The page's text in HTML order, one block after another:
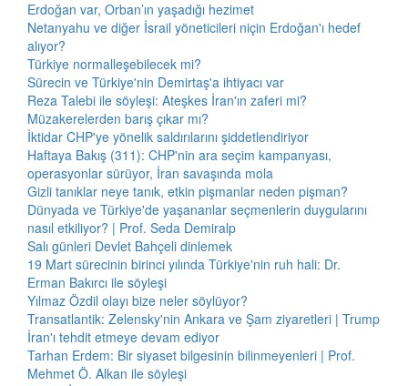
Erdoğan var, Orban’ın yaşadığı hezimet
Netanyahu ve diğer İsrail yöneticileri niçin Erdoğan'ı hedef
alıyor?
Türkiye normalleşebilecek mi?
Sürecin ve Türkiye'nin Demirtaş'a ihtiyacı var
Reza Talebi ile söyleşi: Ateşkes İran'ın zaferi mi?
Müzakerelerden barış çıkar mı?
İktidar CHP'ye yönelik saldırılarını şiddetlendiriyor
Haftaya Bakış (311): CHP'nin ara seçim kampanyası,
operasyonlar sürüyor, İran savaşında mola
Gizli tanıklar neye tanık, etkin pişmanlar neden pişman?
Dünyada ve Türkiye'de yaşananlar seçmenlerin duygularını
nasıl etkiliyor? | Prof. Seda Demiralp
Salı günleri Devlet Bahçeli dinlemek
19 Mart sürecinin birinci yılında Türkiye'nin ruh hali: Dr.
Erman Bakırcı ile söyleşi
Yılmaz Özdil olayı bize neler söylüyor?
Transatlantik: Zelensky'nin Ankara ve Şam ziyaretleri | Trump
İran'ı tehdit etmeye devam ediyor
Tarhan Erdem: Bir siyaset bilgesinin bilinmeyenleri | Prof.
Mehmet Ö. Alkan ile söyleşi